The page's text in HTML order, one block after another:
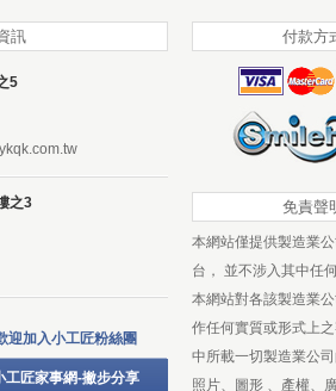
訊
5
之3
迎加入小工匠粉絲團
工匠家事網-撇步分享
付款方
免責聲
本網站僅提供製造業
台， 並不涉入其中任
本網站對各該製造業
作任何實質或形式上
中所載一切製造業公司
照片、圖形 、產權、